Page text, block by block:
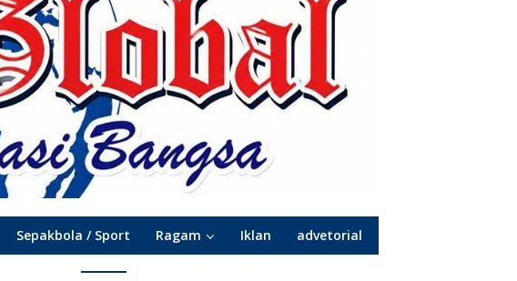
Sepakbola / Sport Ragam Iklan advetorial